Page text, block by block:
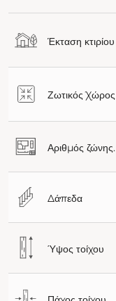
Έκταση κτιρίου
Ζωτικός Χώρος
Αριθμός ζώνης.
Δάπεδα
Ύψος τοίχου